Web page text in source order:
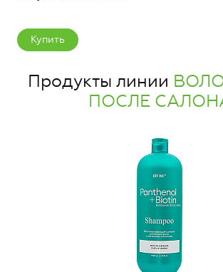
Купить
Продукты линии
ПОСЛЕ